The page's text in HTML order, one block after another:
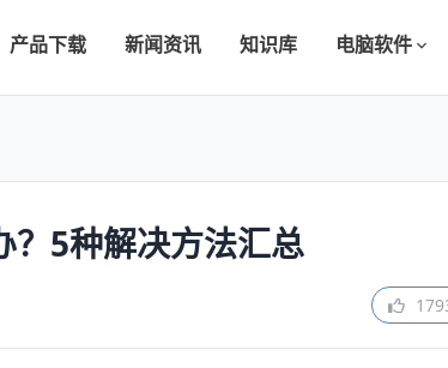
产品下载 新闻资讯 知识库 电脑软件
？5种解决方法汇总